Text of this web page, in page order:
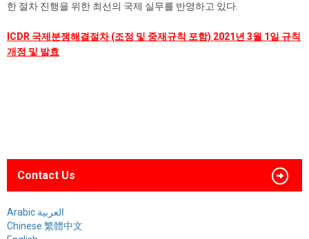
한 절차 진행을 위한 최선의 국제 실무를 반영하고 있다.
ICDR 국제분쟁해결절차 (조정 및 중재규칙 포함) 2021년 3월 1일 규칙
개정 및 발효
Contact Us
Arabic العربية
Chinese 繁體中文